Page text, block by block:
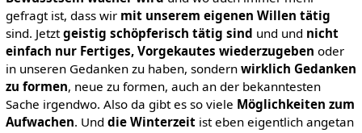
gefragt ist, dass wir mit unserem eigenen Willen tätig
sind. Jetztgeistig schöpferisch tätig sind und und nicht
einfach nur Fertiges, Vorgekautes wiederzugeben oder
in unseren Gedanken zu haben, sondern wirklich Gedanken
zu formen, neue zu formen, auch an der bekanntesten
Sache irgendwo. Also da gibt es so viele Möglichkeiten zum
Aufwachen. Und die Winterzeitist eben eigentlich angetan